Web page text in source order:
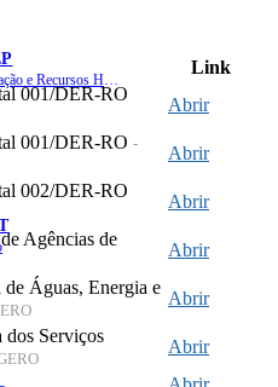
Link
001/DER-RO
Abrir
001/DER-RO -
Abrir
002/DER-RO
Abrir
Agências de
Abrir
Águas, Energia e
Abrir
Serviços
Abrir